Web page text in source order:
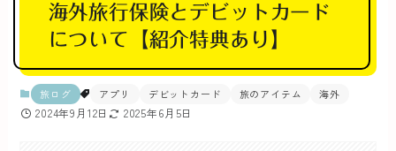
海外旅行保険とデビットカード
について【紹介特典あり】
旅ログ アプリ デビットカード 旅のアイテム 海外
2024年9月12日 2025年6月5日